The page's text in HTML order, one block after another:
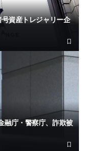
資産トレジャリー企
融庁・警察庁、詐欺被